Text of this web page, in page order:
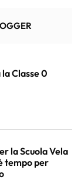
Classe 0
la Scuola Vela
tempo per